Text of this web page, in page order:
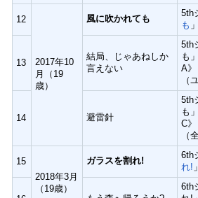
12
2017年10
月（19
歳）
風に吹かれても
5th
も
13
結局、じゃあねしか
言えない
5th
も
A》
（
14 避雷針
5th
も
C》
（
15
2018年3月
（19歳）
ガラスを割れ!
6th
れ!
6th